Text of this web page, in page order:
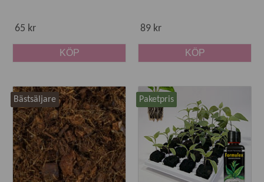
65 kr
KÖP
89 kr
KÖP
Bästsäljare Paketpris